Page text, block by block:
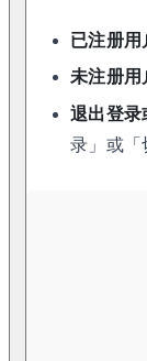
已注册用
未注册用
退出登录
录」或「